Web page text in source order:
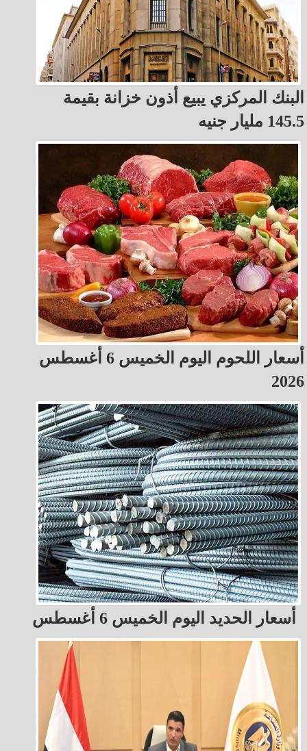
البنك المركزي يبيع أذون خزانة بقيمة
145.5 مليار جنيه
أسعار اللحوم اليوم الخميس 6 أغسطس
2026
أسعار الحديد اليوم الخميس 6 أغسطس